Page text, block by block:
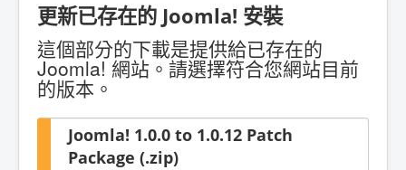
更新已存在的 Joomla! 安裝
這個部分的下載是提供給已存在的
Joomla! 網站。請選擇符合您網站目前
的版本。
Joomla! 1.0.0 to 1.0.12 Patch
Package (.zip)